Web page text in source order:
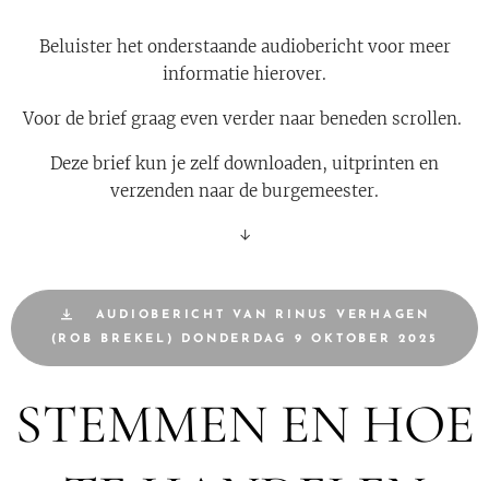
Beluister het onderstaande audiobericht voor meer
informatie hierover.
Voor de brief graag even verder naar beneden scrollen.
Deze brief kun je zelf downloaden, uitprinten en
verzenden naar de burgemeester.
↓
AUDIOBERICHT VAN RINUS VERHAGEN
(ROB BREKEL) DONDERDAG 9 OKTOBER 2025
STEMMEN EN HOE